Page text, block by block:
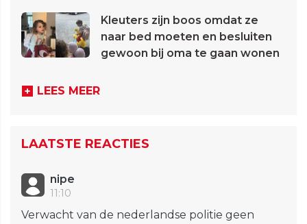
Kleuters zijn boos omdat ze
naar bed moeten en besluiten
gewoon bij oma te gaan wonen
LEES MEER
LAATSTE REACTIES
nipe
11:10
Verwacht van de nederlandse politie geen